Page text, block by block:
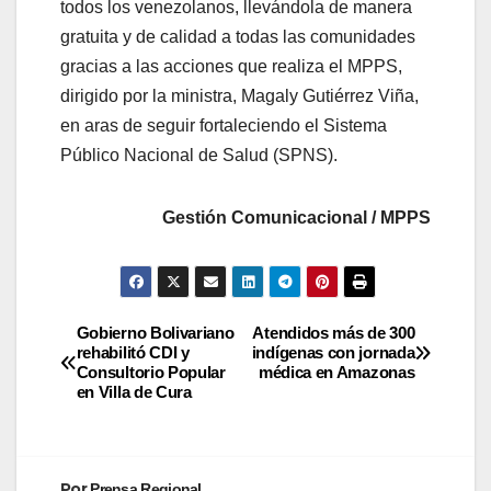
todos los venezolanos, llevándola de manera
gratuita y de calidad a todas las comunidades
gracias a las acciones que realiza el MPPS,
dirigido por la ministra, Magaly Gutiérrez Viña,
en aras de seguir fortaleciendo el Sistema
Público Nacional de Salud (SPNS).
Gestión Comunicacional / MPPS
Atendidos más de 300
indígenas con jornada
médica en Amazonas
Gobierno Bolivariano
rehabilitó CDI y
Consultorio Popular
en Villa de Cura